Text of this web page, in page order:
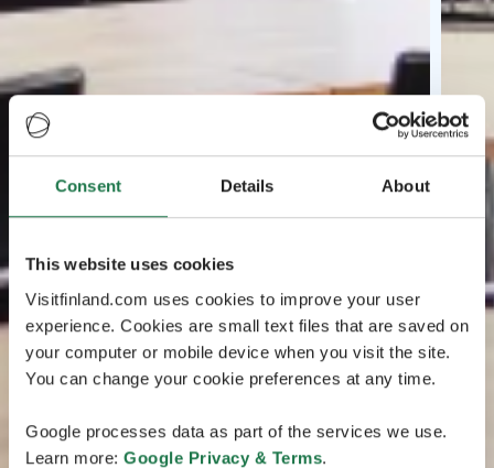
Consent Details About
This website uses cookies
Visitfinland.com uses cookies to improve your user
experience. Cookies are small text files that are saved on
your computer or mobile device when you visit the site.
You can change your cookie preferences at any time.
Google processes data as part of the services we use.
Learn more: Google Privacy & Terms.